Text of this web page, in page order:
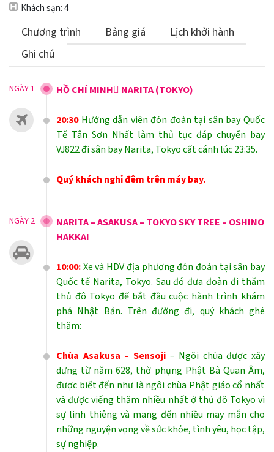
Khách sạn:4
Chương trình Bảng giá
Lịch khởi hành
Ghi chú
NGÀY 1 HỒ CHÍ MINH NARITA (TOKYO)
20:30 Hướng dẫn viên đón đoàn tại sân bay Quốc
Tế Tân Sơn Nhất làm thủ tục đáp chuyến bay
VJ822 đi sân bay Narita, Tokyo cất cánh lúc 23:35.
Quý khách nghỉ đêm trên máy bay.
NGÀY 2
NARITA – ASAKUSA – TOKYO SKY TREE – OSHINO
HAKKAI
10:00:Xe và HDV địa phương đón đoàn tại sân bay
Quốc tế Narita, Tokyo. Sau đó đưa đoàn đi thăm
thủ đô Tokyo để bắt đầu cuộc hành trình khám
phá Nhật Bản. Trên đường đi, quý khách ghé
thăm:
Chùa Asakusa – Sensoji – Ngôi chùa được xây
dựng từ năm 628, thờ phụng Phật Bà Quan Âm,
được biết đến như là ngôi chùa Phật giáo cổ nhất
và được viếng thăm nhiều nhất ở thủ đô Tokyo vì
sự linh thiêng và mang đến nhiều may mắn cho
những nguyện vọng về sức khỏe, tình yêu, học tập,
sự nghiệp.